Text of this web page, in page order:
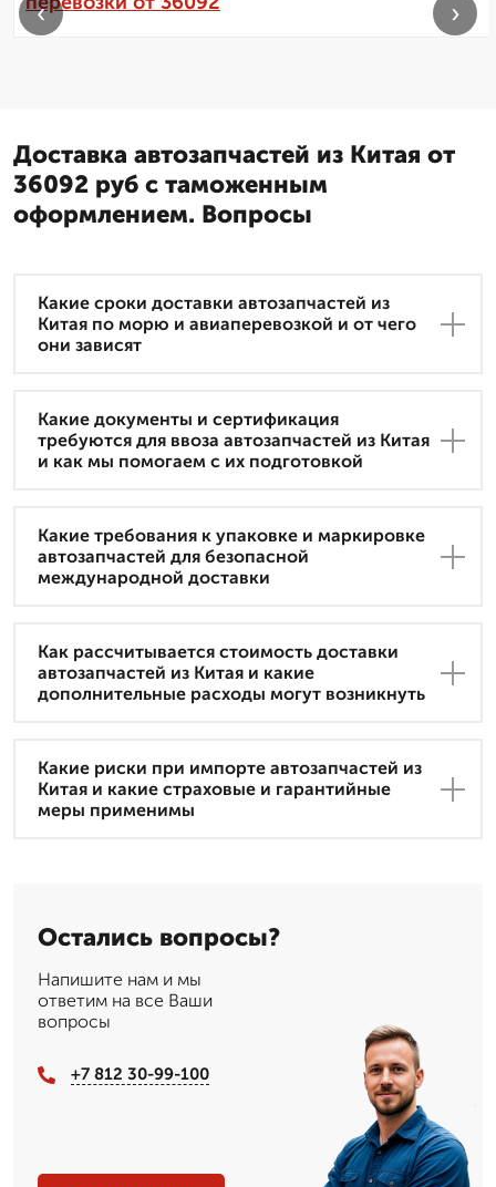
‹ ›
Доставка автозапчастей из Китая от
36092 руб с таможенным
оформлением. Вопросы
Какие сроки доставки автозапчастей из
Китая по морю и авиаперевозкой и от чего
они зависят
Какие документы и сертификация
требуются для ввоза автозапчастей из Китая
и как мы помогаем с их подготовкой
Какие требования к упаковке и маркировке
автозапчастей для безопасной
международной доставки
Как рассчитывается стоимость доставки
автозапчастей из Китая и какие
дополнительные расходы могут возникнуть
Какие риски при импорте автозапчастей из
Китая и какие страховые и гарантийные
меры применимы
Остались вопросы?
Напишите нам и мы
ответим на все Ваши
вопросы
+7 812 30-99-100